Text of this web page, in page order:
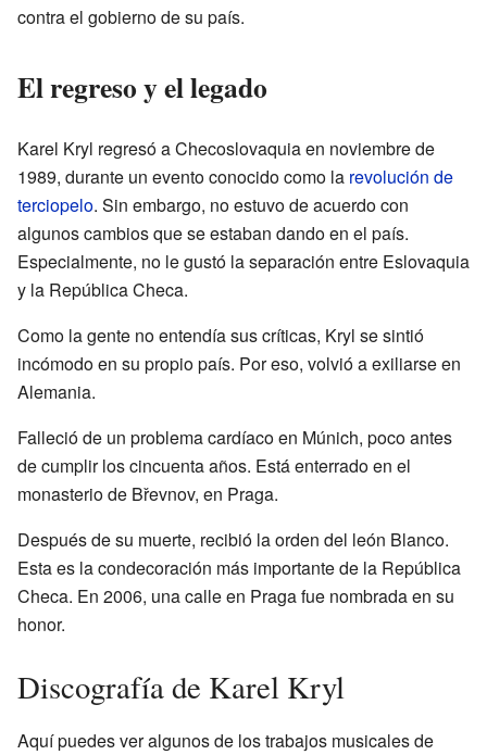
contra el gobierno de su país.
El regreso y el legado
Karel Kryl regresó a Checoslovaquia en noviembre de
1989, durante un evento conocido como la revolución de
terciopelo. Sin embargo, no estuvo de acuerdo con
algunos cambios que se estaban dando en el país.
Especialmente, no le gustó la separación entre Eslovaquia
y la República Checa.
Como la gente no entendía sus críticas, Kryl se sintió
incómodo en su propio país. Por eso, volvió a exiliarse en
Alemania.
Falleció de un problema cardíaco en Múnich, poco antes
de cumplir los cincuenta años. Está enterrado en el
monasterio de Břevnov, en Praga.
Después de su muerte, recibió la orden del león Blanco.
Esta es la condecoración más importante de la República
Checa. En 2006, una calle en Praga fue nombrada en su
honor.
Discografía de Karel Kryl
Aquí puedes ver algunos de los trabajos musicales de